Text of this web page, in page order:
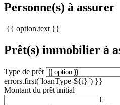
Personne(s) à assurer
{{ option.text }}
Prêt(s) immobilier à
Type de prêt
errors.first(`loanType-${i}`) }}
Montant du prêt initial
€